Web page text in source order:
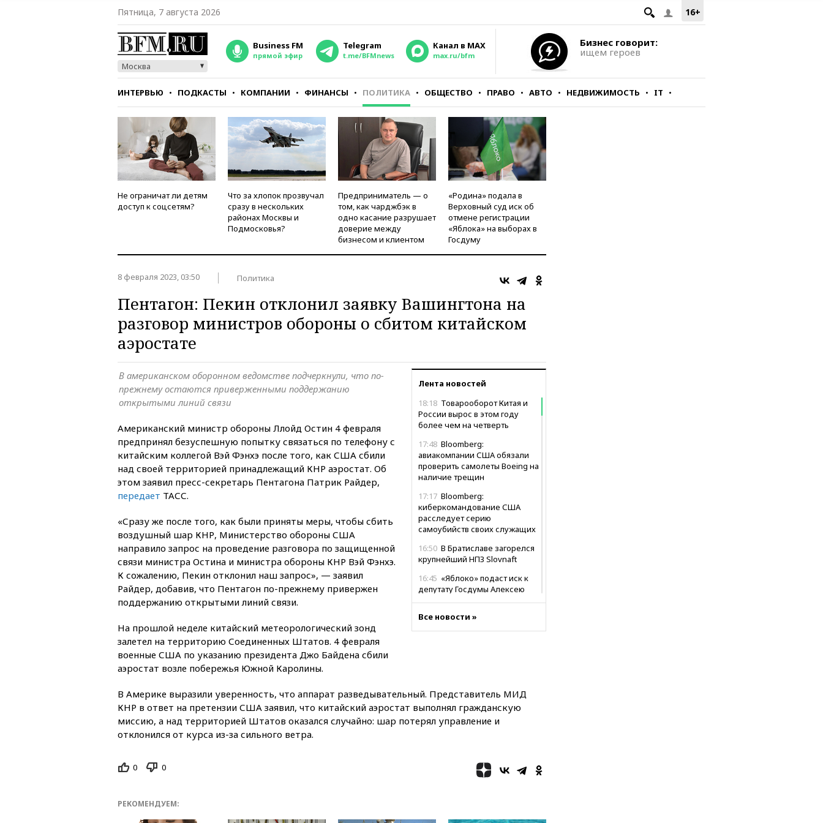
16+
Пятница, 7 августа 2026
Москва
Business FM
прямой эфир
Telegram
t.me/BFMnews
Канал в MAX
max.ru/bfm
Бизнес говорит:
ищем героев
ИНТЕРВЬЮ ПОДКАСТЫ КОМПАНИИ ФИНАНСЫ ПОЛИТИКА ОБЩЕСТВО ПРАВО АВТО НЕДВИЖИМОСТЬ IT
СТИЛЬ ТЕСТЫ
Не ограничат ли детям
доступ к соцсетям?
Что за хлопок прозвучал
сразу в нескольких
районах Москвы и
Подмосковья?
Предприниматель — о
том, как чарджбэк в
одно касание разрушает
доверие между
бизнесом и клиентом
«Родина» подала в
Верховный суд иск об
отмене регистрации
«Яблока» на выборах в
Госдуму
8 февраля 2023, 03:50 Политика
Пентагон: Пекин отклонил заявку Вашингтона на
разговор министров обороны о сбитом китайском
аэростате
Лента новостей
18:18 Товарооборот Китая и
России вырос в этом году
более чем на четверть
17:48 Bloomberg:
авиакомпании США обязали
проверить самолеты Boeing на
наличие трещин
17:17 Bloomberg:
киберкомандование США
расследует серию
самоубийств своих служащих
16:50 В Братиславе загорелся
крупнейший НПЗ Slovnaft
16:45 «Яблоко» подаст иск к
депутату Госдумы Алексею
16:35 Мельникова и еще
шесть гимнастов сборной
перекрывали второй раз за
день
16:00 Создатели пирамиды
Верховный суд 10
августа рассмотрит иск о
Все новости »
В американском оборонном ведомстве подчеркнули, что по-
прежнему остаются приверженными поддержанию
открытыми линий связи
Американский министр обороны Ллойд Остин 4 февраля
предпринял безуспешную попытку связаться по телефону с
китайским коллегой Вэй Фэнхэ после того, как США сбили
над своей территорией принадлежащий КНР аэростат. Об
этом заявил пресс-секретарь Пентагона Патрик Райдер,
передает ТАСС.
«Сразу же после того, как были приняты меры, чтобы сбить
воздушный шар КНР, Министерство обороны США
направило запрос на проведение разговора по защищенной
связи министра Остина и министра обороны КНР Вэй Фэнхэ.
К сожалению, Пекин отклонил наш запрос», — заявил
Райдер, добавив, что Пентагон по-прежнему привержен
поддержанию открытыми линий связи.
На прошлой неделе китайский метеорологический зонд
залетел на территорию Соединенных Штатов. 4 февраля
военные США по указанию президента Джо Байдена сбили
аэростат возле побережья Южной Каролины.
В Америке выразили уверенность, что аппарат разведывательный. Представитель МИД
КНР в ответ на претензии США заявил, что китайский аэростат выполнял гражданскую
миссию, а над территорией Штатов оказался случайно: шар потерял управление и
отклонился от курса из-за сильного ветра.
0 0
РЕКОМЕНДУЕМ: